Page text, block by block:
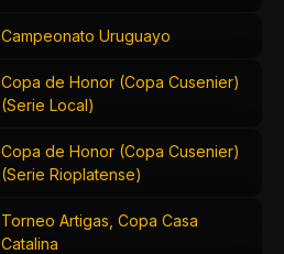
Campeonato Uruguayo
Copa de Honor (Copa Cusenier)
(Serie Local)
Copa de Honor (Copa Cusenier)
(Serie Rioplatense)
Torneo Artigas, Copa Casa
Catalina